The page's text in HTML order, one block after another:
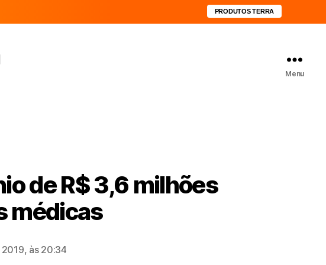
PRODUTOS TERRA
Menu
de R$ 3,6 milhões
médicas
às 20:34